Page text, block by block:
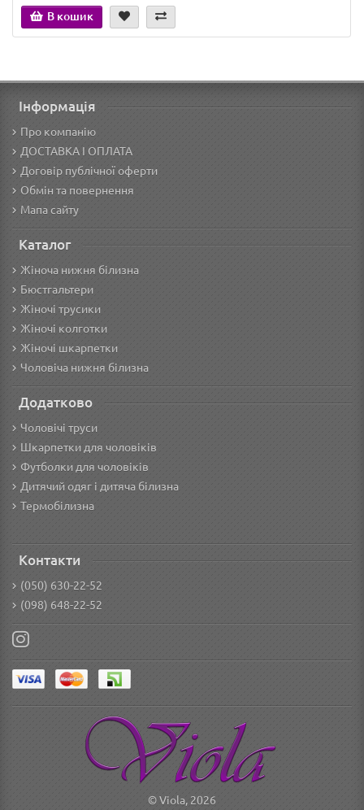
В кошик
Інформація
Про компанію
ДОСТАВКА І ОПЛАТА
Договір публічної оферти
Обмін та повернення
Мапа сайту
Каталог
Жіноча нижня білизна
Бюстгальтери
Жіночі трусики
Жіночі колготки
Жіночі шкарпетки
Чоловіча нижня білизна
Додатково
Чоловічі труси
Шкарпетки для чоловіків
Футболки для чоловіків
Дитячий одяг і дитяча білизна
Термобілизна
Контакти
(050) 630-22-52
(098) 648-22-52
© Viola, 2026